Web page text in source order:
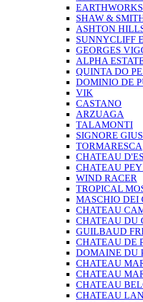
EARTHWORKS
SHAW &
ASHTON
SUNNYCLIFF
GEORGES
ALPHA
QUINTA DO
DOMINIO DE
VIK
CASTANO
ARZUAGA
TALAMONTI
SIGNORE
TORMARESCA
CHATEAU
CHATEAU
WIND RACER
TROPICAL
MASCHIO DEI
CHATEAU
CHATEAU DU
GUILBAUD
CHATEAU DE
DOMAINE DU
CHATEAU
CHATEAU
CHATEAU
CHATEAU